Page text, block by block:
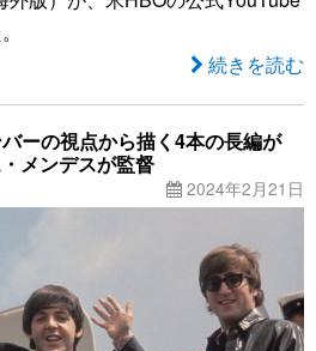
続きを読む
ーの視点から描く4本の長編が
メンデスが監督
2024年2月21日